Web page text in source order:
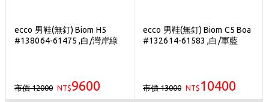
ecco 男鞋(無釘) Biom H5
#138064-61475 ,白/灣岸綠
市價 12000 NT$9600
ecco 男鞋(無釘) Biom C5 Boa
#132614-61583 ,白/軍藍
市價 13000 NT$ 10400